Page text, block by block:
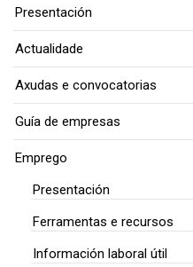
Presentación
Actualidade
Axudas e convocatorias
Guía de empresas
Emprego
Presentación
Ferramentas e recursos
Información laboral útil